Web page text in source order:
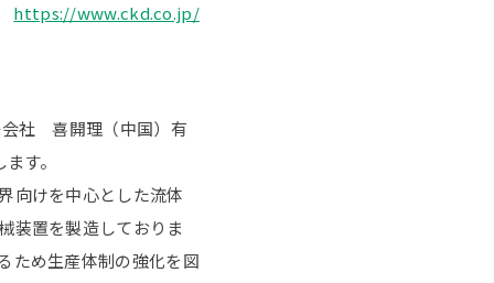
https://www.ckd.co.jp/
会社 喜開理（中国）有
す。
向けを中心とした流体
装置を製造しておりま
ため生産体制の強化を図